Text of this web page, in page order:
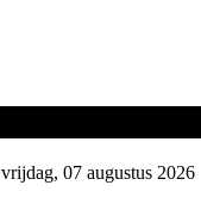
vrijdag, 07 augustus 2026